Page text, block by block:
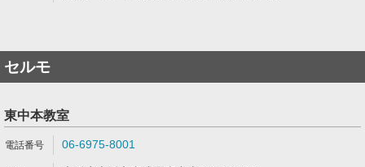
セルモ
東中本教室
06-6975-8001